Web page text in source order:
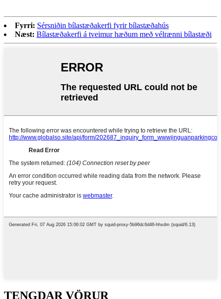
Fyrri: Sérsniðin bílastæðakerfi fyrir bílastæðahús
Næst: Bílastæðakerfi á tveimur hæðum með vélrænni bílastæði
TENGDAR VÖRUR